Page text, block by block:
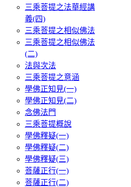
三乘菩提之法華經講
義(四)
三乘菩提之相似佛法
三乘菩提之相似佛法
(二)
法與次法
三乘菩提之意涵
學佛正知見(一)
學佛正知見(二)
念佛法門
三乘菩提概說
學佛釋疑(一)
學佛釋疑(二)
學佛釋疑(三)
菩薩正行(一)
菩薩正行(二)